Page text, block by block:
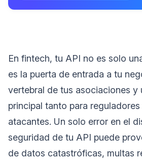
En fintech, tu API no es solo
es la puerta de entrada a tu
vertebral de tus asociaciones y
principal tanto para
atacantes. Un solo error en el
seguridad de tu API puede
de datos catastróficas, multas